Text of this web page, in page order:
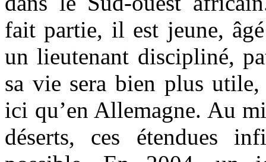
fait partie, il est jeune,
un lieutenant discipliné,
sa vie sera bien plus
ici qu’en Allemagne. Au
déserts, ces étendues